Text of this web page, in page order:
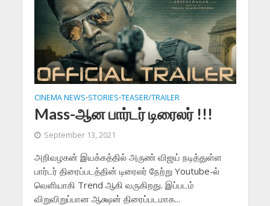
CINEMA NEWS•STORIES•TEASER/TRAILER
Mass-ஆன பார்டர் டிரைலர் !!!
September 13, 2021
அறிவழகன் இயக்கத்தில் அருண் விஜய் நடித்துள்ள
பார்டர் திரைப்படத்தின் டிரைலர் நேற்று Youtube-ல்
வெளியாகி Trend ஆகி வருகிறது. இப்படம்
விறுவிறுப்பான ஆக்ஷன் திரைப்படமாக...